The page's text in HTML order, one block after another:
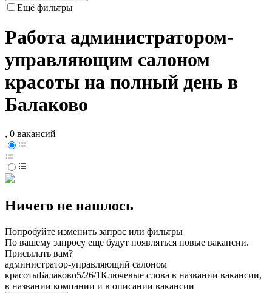
Ещё фильтры
Работа администратором-
управляющим салоном
красоты на полный день в
Балаково
, 0 вакансий
Ничего не нашлось
Попробуйте изменить запрос или фильтры
По вашему запросу ещё будут появляться новые вакансии.
Присылать вам?
администратор-управляющий салоном
красотыБалаково5/26/1Ключевые слова в названии вакансии,
в названии компании и в описании вакансии